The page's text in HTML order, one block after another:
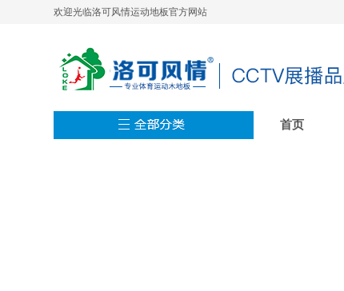
欢迎光临洛可风情运动地板官方网站
首页